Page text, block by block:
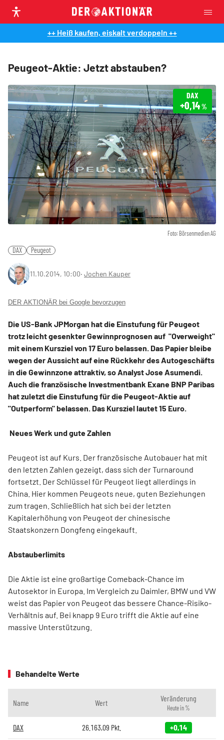
++ Heiß kaufen, eiskalt verdoppeln ++
Peugeot-Aktie: Jetzt abstauben?
Foto: Börsenmedien AG
DAX
+0,14%
DAX Peugeot
11.10.2014, 10:00‧ Jochen Kauper
DER AKTIONÄR bei Google bevorzugen
Die US-Bank JPMorgan hat die Einstufung fürPeugeot
trotz leicht gesenkter Gewinnprognosen auf "Overweight"
mit einem Kursziel von 17 Euro belassen. Das Papier bleibe
wegen der Aussicht auf eine Rückkehr des Autogeschäfts
in die Gewinnzone attraktiv, so Analyst Jose Asumendi.
Auch die französische Investmentbank Exane BNP Paribas
hat zuletzt die Einstufung für die Peugeot-Aktie auf
"Outperform" belassen. Das Kursziel lautet 15 Euro.
Neues Werk und gute Zahlen
Peugeot ist auf Kurs. Der französische Autobauer hat mit
den letzten Zahlen gezeigt, dass sich der Turnaround
fortsetzt. Der Schlüssel für Peugeot liegt allerdings in
China. Hier kommen Peugeots neue, guten Beziehungen
zum tragen. Schließlich hat sich bei der letzten
Kapitalerhöhung von Peugeot der chinesische
Staatskonzern Dongfeng eingekauft.
Abstauberlimits
Die Aktie ist eine großartige Comeback-Chance im
Autosektor in Europa. Im Vergleich zu Daimler, BMW und VW
weist das Papier von Peugeot das bessere Chance-Risiko-
Verhältnis auf. Bei knapp 9 Euro trifft die Aktie auf eine
massive Unterstützung.
Behandelte Werte
Name Wert Veränderung
Heute in %
DAX 26.163,09 Pkt. +0,14